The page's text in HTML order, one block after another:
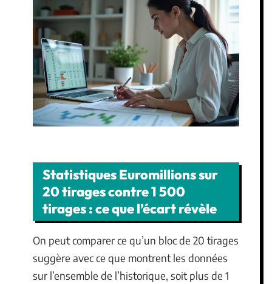
Statistiques Euromillions sur
20 tirages contre 1 500
tirages : ce que l’écart révèle
On peut comparer ce qu’un bloc de 20 tirages
suggère avec ce que montrent les données
sur l’ensemble de l’historique, soit plus de 1